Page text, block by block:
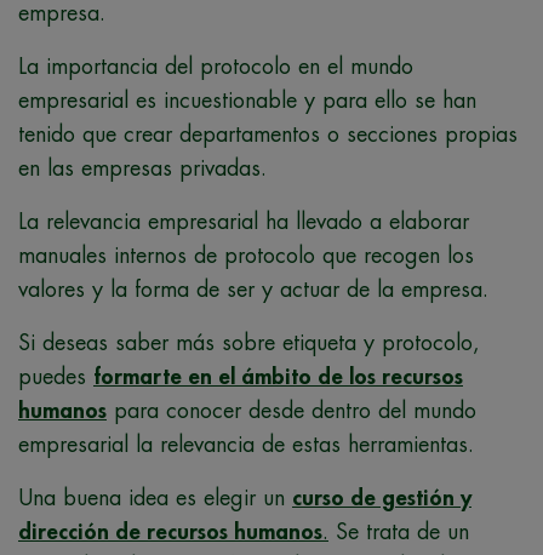
empresa.
La importancia del protocolo en el mundo
empresarial es incuestionable y para ello se han
tenido que crear departamentos o secciones propias
en las empresas privadas.
La relevancia empresarial ha llevado a elaborar
manuales internos de protocolo que recogen los
valores y la forma de ser y actuar de la empresa.
Si deseas saber más sobre etiqueta y protocolo,
puedes formarte en el ámbito de los recursos
humanos para conocer desde dentro del mundo
empresarial la relevancia de estas herramientas.
Una buena idea es elegir un curso de gestión y
dirección de recursos humanos. Se trata de un